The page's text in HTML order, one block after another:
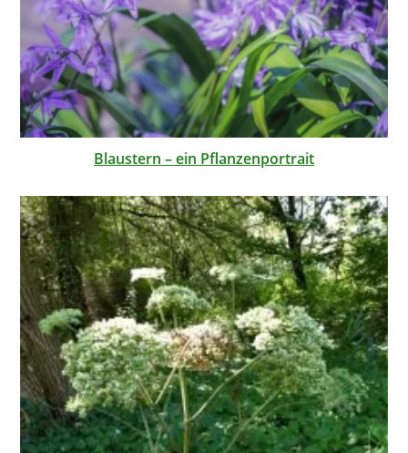
Blaustern – ein Pflanzenportrait